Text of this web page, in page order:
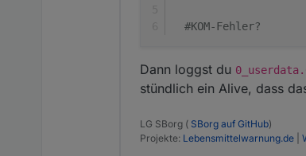
#KOM-Fehler?
Dann loggst du
stündlich ein Alive, dass
LG SBorg ( SBorg auf GitHub)
Projekte: Lebensmittelwarnung.de